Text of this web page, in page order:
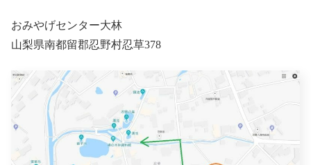
おみやげセンター大林
山梨県南都留郡忍野村忍草378